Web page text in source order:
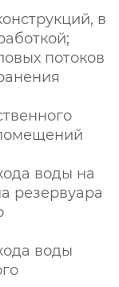
в
потоков
воды на
резервуара
воды